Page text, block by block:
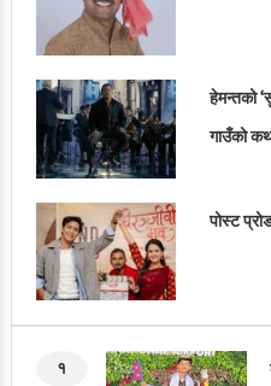
हेमन्तको
गाउँको
पोस्ट
१